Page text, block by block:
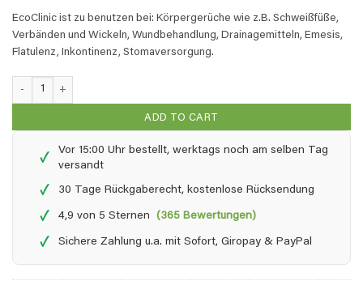
EcoClinic ist zu benutzen bei: Körpergerüche wie z.B. Schweißfüße,
Verbänden und Wickeln, Wundbehandlung, Drainagemitteln, Emesis,
Flatulenz, Inkontinenz, Stomaversorgung.
EcoClinic Geruchsvernichter - 2,5 Liter Nachfüll quantity
ADD TO CART
✓
Vor 15:00 Uhr bestellt, werktags noch am selben Tag
versandt
✓ 30 Tage Rückgaberecht, kostenlose Rücksendung
✓ 4,9 von 5 Sternen(365 Bewertungen)
✓ Sichere Zahlung u.a. mit Sofort, Giropay & PayPal